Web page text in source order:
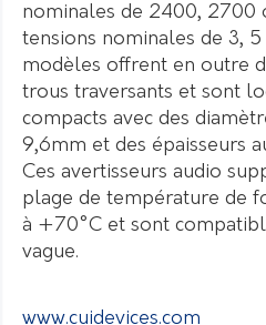
nominales de 2400, 2700
tensions nominales de 3, 5
modèles offrent en outre
trous traversants et sont
compacts avec des
9,6mm et des épaisseurs
Ces avertisseurs audio
plage de température de
à +70°C et sont
vague.
www.cuidevices.com